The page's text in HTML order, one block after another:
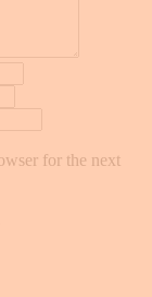
for the next